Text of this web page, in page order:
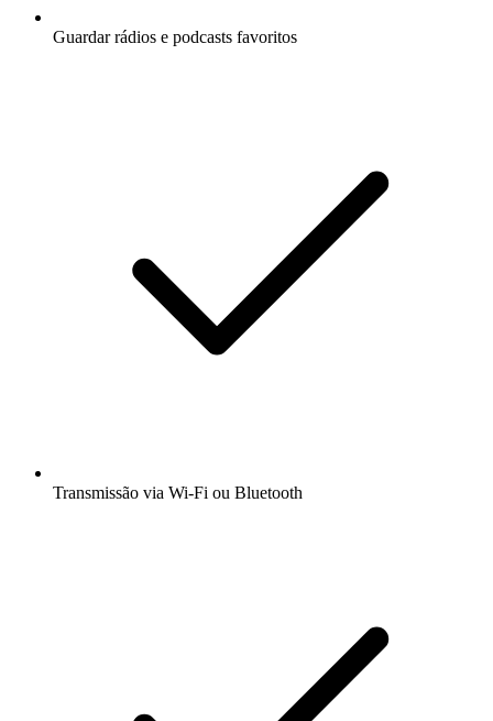
Guardar rádios e podcasts favoritos
Transmissão via Wi-Fi ou Bluetooth